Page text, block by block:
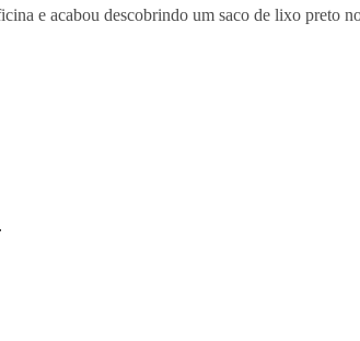
e acabou descobrindo um saco de lixo preto
.